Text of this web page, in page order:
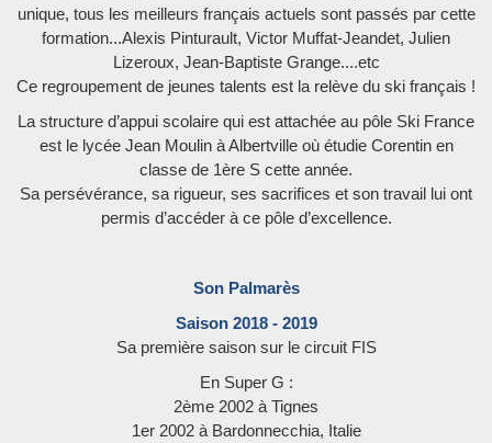
unique, tous les meilleurs français actuels sont passés par cette
formation...Alexis Pinturault, Victor Muffat-Jeandet, Julien
Lizeroux, Jean-Baptiste Grange....etc
Ce regroupement de jeunes talents est la relève du ski français !
La structure d’appui scolaire qui est attachée au pôle Ski France
est le lycée Jean Moulin à Albertville où étudie Corentin en
classe de 1ère S cette année.
Sa persévérance, sa rigueur, ses sacrifices et son travail lui ont
permis d’accéder à ce pôle d’excellence.
Son Palmarès
Saison 2018 - 2019
Sa première saison sur le circuit FIS
En Super G :
2ème 2002 à Tignes
1er 2002 à Bardonnecchia, Italie